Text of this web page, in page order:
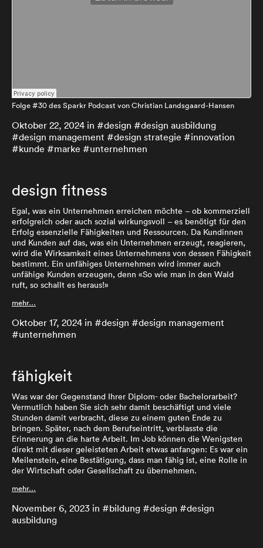
Folge #30 des Sparkr Podcast von Christian Landsgaard-Hansen
Oktober 22, 2024 in #design #design ausbildung
#design management #design strategie #innovation
#kunde #marke #unternehmen
design fitness
Egal, was ein Unternehmen erreichen möchte – ob kommerziell
erfolgreich oder auch sozial wirkungsvoll – es benötigt für den
Erfolg essenzielle Fähigkeiten und Ressourcen. Da Kundinnen
und Kunden auf das, was ein Unternehmen erzeugt, reagieren,
wird die Wirksamkeit eines Unternehmens von dessen Fähigkeit
bestimmt. Ein unfähiges Unternehmen wird immer auch
unfähige Kunden erzeugen, denn «So wie man in den Wald
ruft, so schallt es heraus!»
mehr…
Oktober 17, 2024 in #design #design management
#unternehmen
fähigkeit
Was war der Gegenstand Ihrer Diplom- oder Bachelorarbeit?
Vermutlich haben Sie sich sehr damit beschäftigt und viele
Stunden damit verbracht, diese zu einem guten Ende zu
bringen. Später, nach dem Berufseintritt, verblasste die
Erinnerung an die harte Arbeit. Im Job können die Wenigsten
direkt mit dieser geleisteten Arbeit etwas anfangen: Es war ein
Meilenstein, eine Bestätigung, dass man fähig ist, eine Rolle in
der Wirtschaft oder Gesellschaft zu übernehmen.
mehr…
November 6, 2023 in #bildung #design #design
ausbildung